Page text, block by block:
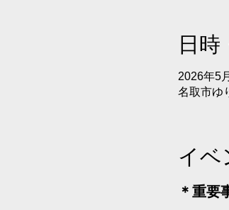
日時
2026年5
名取市ゆ
イベ
＊重要